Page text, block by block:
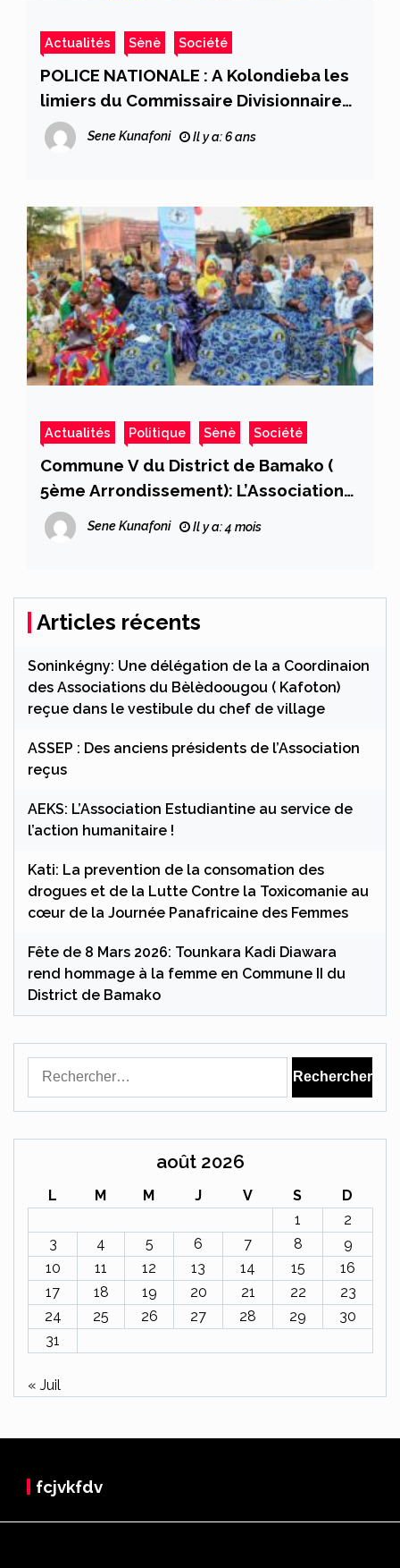
Actualités Sènè Société
POLICE NATIONALE : A Kolondieba les
limiers du Commissaire Divisionnaire
Isaac THÉRA démantèlent un réseau
de voleurs de bœufs
Sene Kunafoni Il y a: 6 ans
Actualités Politique Sènè Société
Commune V du District de Bamako (
5ème Arrondissement): L’Association
« Musso Tièsirilew » de Baco Djicoroni
met la santé au cœur des activités de
Sene Kunafoni Il y a: 4 mois
Articles récents
Soninkégny: Une délégation de la a Coordinaion
des Associations du Bèlèdoougou ( Kafoton)
reçue dans le vestibule du chef de village
ASSEP : Des anciens présidents de l’Association
reçus
AEKS: L’Association Estudiantine au service de
l’action humanitaire !
Kati: La prevention de la consomation des
drogues et de la Lutte Contre la Toxicomanie au
cœur de la Journée Panafricaine des Femmes
Fête de 8 Mars 2026: Tounkara Kadi Diawara
rend hommage à la femme en Commune II du
District de Bamako
Rechercher :
août 2026
L M M J V S
D
1
2
3
4 5 6 7 8
9
10
11 12 13 14 15
16
17
18 19 20 21 22
23
24
25 26 27 28 29
30
31
« Juil
fcjvkfdv